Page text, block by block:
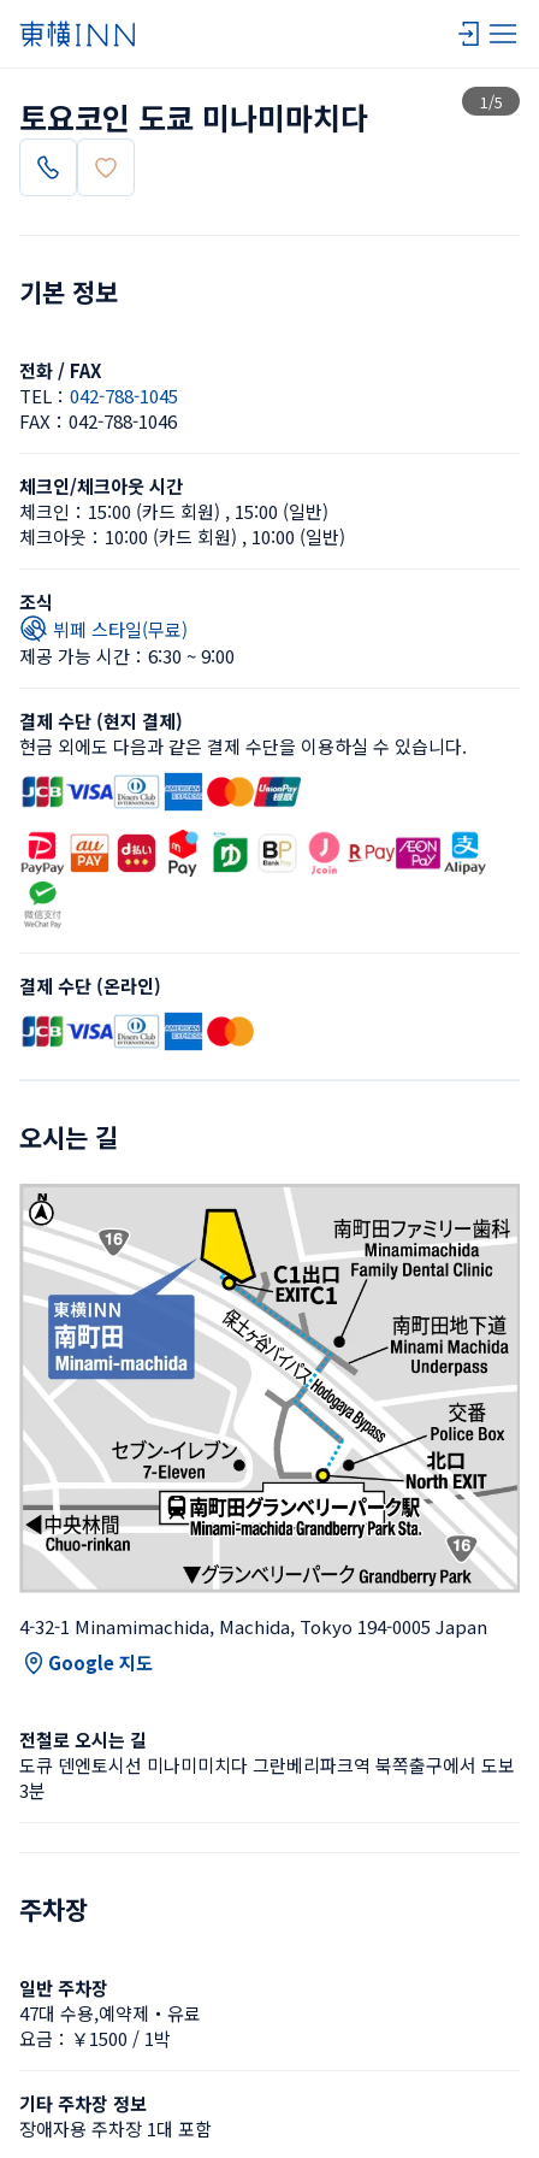
1 /5
목록 보기
토요코인 도쿄 미나미마치다
기본 정보
전화 / FAX
TEL： 042-788-1045
FAX： 042-788-1046
체크인/체크아웃 시간
체크인： 15:00 (카드 회원) , 15:00 (일반)
체크아웃： 10:00 (카드 회원) , 10:00 (일반)
조식
뷔페 스타일(무료)
제공 가능 시간：6:30 ~ 9:00
결제 수단 (현지 결제)
현금 외에도 다음과 같은 결제 수단을 이용하실 수 있습니다.
결제 수단 (온라인)
오시는 길
4-32-1 Minamimachida, Machida, Tokyo 194-0005 Japan
Google 지도
전철로 오시는 길
도큐 덴엔토시선 미나미미치다 그란베리파크역 북쪽출구에서 도보
3분
주차장
일반 주차장
47대 수용,예약제・유료
요금：￥1500 / 1박
기타 주차장 정보
장애자용 주차장 1대 포함